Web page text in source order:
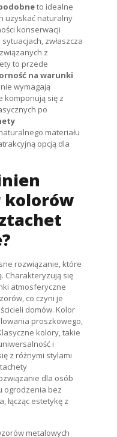
to idealne
uzyskać naturalny
konserwacji
zwłaszcza
z
to przede
na warunki
nie wymagają
komponują się z
po
materiału
opcją dla
kolorów
rozwiązanie, które
Charakteryzują się
atmosferyczne
co czyni je
domów. Kolor
proszkowego,
kolory, takie
i
z różnymi stylami
dla osób
ogrodzenia bez
łącząc estetykę z
metalowych